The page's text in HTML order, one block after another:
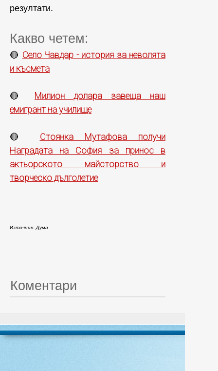
резултати.
Какво четем:
🔴 Село Чавдар - история за неволята
и късмета
🔴 Милион долара завеща наш
емигрант на училище
🔴 Стоянка Мутафова получи
Наградата на София за принос в
актьорското майсторство и
творческо дълголетие
Източник: Дума
Коментари